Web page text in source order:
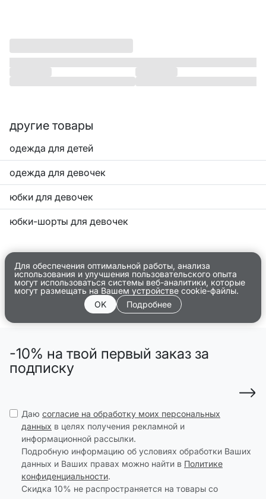
другие товары
одежда для детей
одежда для девочек
юбки для девочек
юбки-шорты для девочек
Для обеспечения оптимальной работы, анализа
использования и улучшения пользовательского опыта
могут использоваться системы веб-аналитики, которые
могут размещать на Вашем устройстве cookie-файлы.
OK
Подробнее
-10% на твой первый заказ за
подписку
Даю согласие на обработку моих персональных
данных в целях получения рекламной и
информационной рассылки.
Подробную информацию об условиях обработки Ваших
данных и Ваших правах можно найти в Политике
конфиденциальности.
Скидка 10% не распространяется на товары со